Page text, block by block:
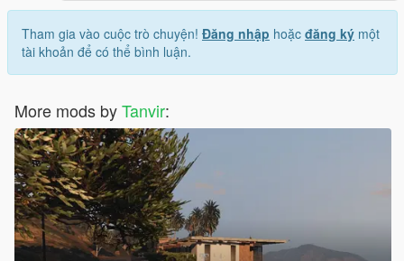
Tham gia vào cuộc trò chuyện! Đăng nhập hoặc đăng ký một
tài khoản để có thể bình luận.
More mods byTanvir: